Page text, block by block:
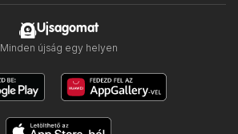
Ujsagomat
Minden újság egy helyen